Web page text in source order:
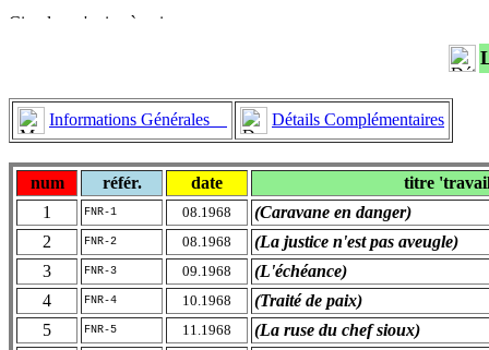
Informations Générales Détails Complémentaires
num référ. date
titre
1
FNR-1 08.1968
(Caravane en danger)
2
FNR-2 08.1968
(La justice n'est pas aveugle)
3
FNR-3 09.1968
(L'échéance)
4
FNR-4 10.1968
(Traité de paix)
5
FNR-5 11.1968
(La ruse du chef sioux)